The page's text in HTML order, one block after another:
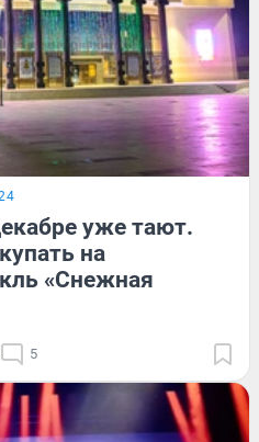
уже тают.
на
«Снежная
5